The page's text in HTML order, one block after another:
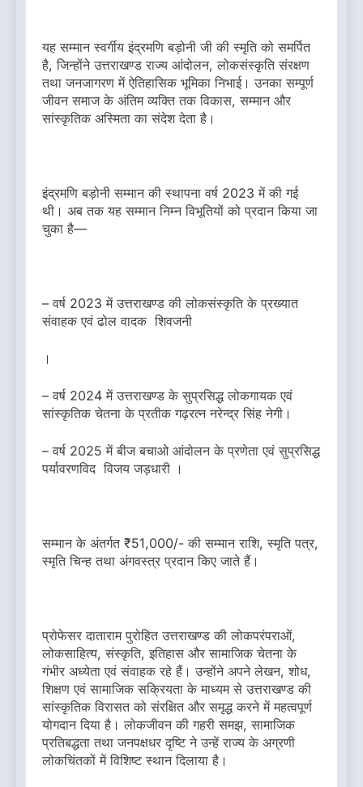
यह सम्मान स्वर्गीय इंद्रमणि बड़ोनी जी की स्मृति को समर्पित
है, जिन्होंने उत्तराखण्ड राज्य आंदोलन, लोकसंस्कृति संरक्षण
तथा जनजागरण में ऐतिहासिक भूमिका निभाई। उनका सम्पूर्ण
जीवन समाज के अंतिम व्यक्ति तक विकास, सम्मान और
सांस्कृतिक अस्मिता का संदेश देता है।
इंद्रमणि बड़ोनी सम्मान की स्थापना वर्ष 2023 में की गई
थी। अब तक यह सम्मान निम्न विभूतियों को प्रदान किया जा
चुका है—
– वर्ष 2023 में उत्तराखण्ड की लोकसंस्कृति के प्रख्यात
संवाहक एवं ढोल वादक शिवजनी
।
– वर्ष 2024 में उत्तराखण्ड के सुप्रसिद्ध लोकगायक एवं
सांस्कृतिक चेतना के प्रतीक गढ़रत्न नरेन्द्र सिंह नेगी।
– वर्ष 2025 में बीज बचाओ आंदोलन के प्रणेता एवं सुप्रसिद्ध
पर्यावरणविद विजय जड़धारी ।
सम्मान के अंतर्गत ₹51,000/- की सम्मान राशि, स्मृति पत्र,
स्मृति चिन्ह तथा अंगवस्त्र प्रदान किए जाते हैं।
प्रोफेसर दाताराम पुरोहित उत्तराखण्ड की लोकपरंपराओं,
लोकसाहित्य, संस्कृति, इतिहास और सामाजिक चेतना के
गंभीर अध्येता एवं संवाहक रहे हैं। उन्होंने अपने लेखन, शोध,
शिक्षण एवं सामाजिक सक्रियता के माध्यम से उत्तराखण्ड की
सांस्कृतिक विरासत को संरक्षित और समृद्ध करने में महत्वपूर्ण
योगदान दिया है। लोकजीवन की गहरी समझ, सामाजिक
प्रतिबद्धता तथा जनपक्षधर दृष्टि ने उन्हें राज्य के अग्रणी
लोकचिंतकों में विशिष्ट स्थान दिलाया है।